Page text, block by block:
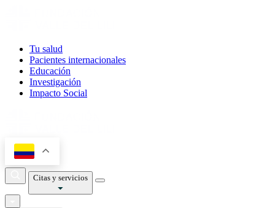
Tu salud
Pacientes internacionales
Educación
Investigación
Impacto Social
Citas y servicios